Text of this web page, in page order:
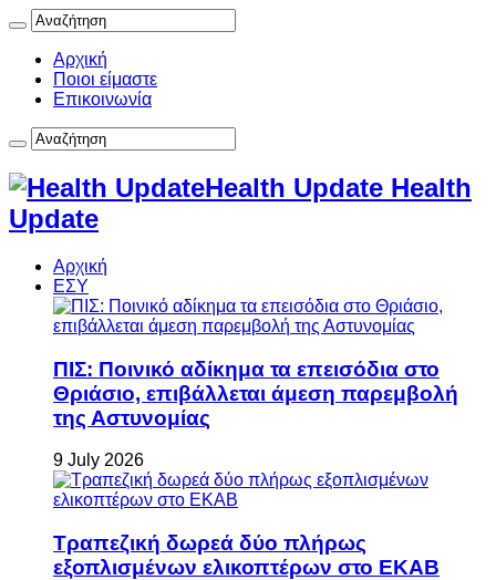
Αρχική
Ποιοι είμαστε
Επικοινωνία
Health Update Health
Update
Αρχική
ΕΣΥ
ΠΙΣ: Ποινικό αδίκημα τα επεισόδια στο
Θριάσιο, επιβάλλεται άμεση παρεμβολή
της Αστυνομίας
9 July 2026
Τραπεζική δωρεά δύο πλήρως
εξοπλισμένων ελικοπτέρων στο ΕΚΑΒ